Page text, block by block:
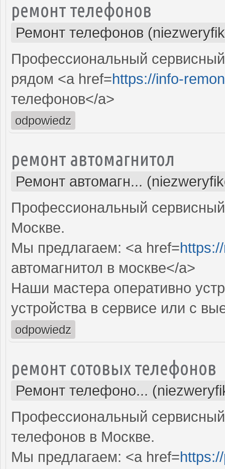
ремонт телефонов
Ремонт телефонов
Профессиональный
рядом <a href=https://info-
телефонов</a>
odpowiedz
ремонт автомагнитол
Ремонт автомагн...
Профессиональный
Москве.
Мы предлагаем: <a href=
автомагнитол в москве</a>
Наши мастера оперативно
устройства в сервисе или с
odpowiedz
ремонт сотовых телефонов
Ремонт телефоно...
Профессиональный
телефонов в Москве.
Мы предлагаем: <a href=